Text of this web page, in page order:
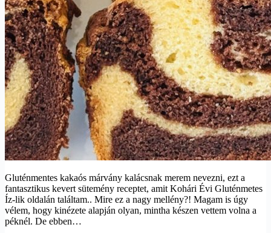
Gluténmentes kakaós márvány kalácsnak merem nevezni, ezt a
fantasztikus kevert sütemény receptet, amit Kohári Évi Gluténmetes
Íz-lik oldalán találtam.. Mire ez a nagy mellény?! Magam is úgy
vélem, hogy kinézete alapján olyan, mintha készen vettem volna a
péknél. De ebben…